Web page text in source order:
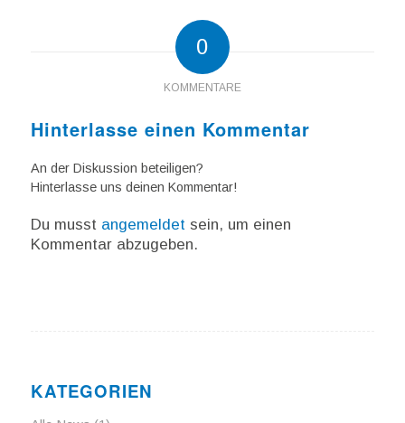
0
KOMMENTARE
Hinterlasse einen Kommentar
An der Diskussion beteiligen?
Hinterlasse uns deinen Kommentar!
Du musst angemeldetsein, um einen
Kommentar abzugeben.
KATEGORIEN